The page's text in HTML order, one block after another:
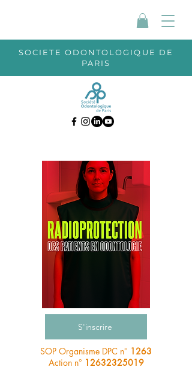
SOCIETE ODONTOLOGIQUE DE
PARIS
S'inscrire
SOP Organisme DPC n° 1263
Action n° 12632325019